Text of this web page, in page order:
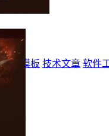
特效模板 技术文章 软件